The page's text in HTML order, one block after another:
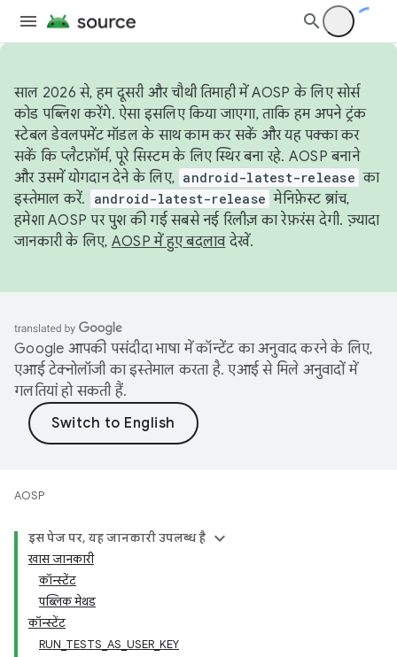
साल 2026 से, हम दूसरी और चौथी तिमाही में AOSP के लिए सोर्स
कोड पब्लिश करेंगे. ऐसा इसलिए किया जाएगा, ताकि हम अपने ट्रंक
स्टेबल डेवलपमेंट मॉडल के साथ काम कर सकें और यह पक्का कर
सकें कि प्लैटफ़ॉर्म, पूरे सिस्टम के लिए स्थिर बना रहे. AOSP बनाने
और उसमें योगदान देने के लिए, android-latest-release का
इस्तेमाल करें.
android-latest-release मेनिफ़ेस्ट ब्रांच,
हमेशा AOSP पर पुश की गई सबसे नई रिलीज़ का रेफ़रंस देगी. ज़्यादा
जानकारी के लिए, AOSP में हुए बदलावदेखें.
Google आपकी पसंदीदा भाषा में कॉन्टेंट का अनुवाद करने के लिए,
एआई टेक्नोलॉजी का इस्तेमाल करता है. एआई से मिले अनुवादों में
गलतियां हो सकती हैं.
AOSP
इस पेज पर, यह जानकारी उपलब्ध है
खास जानकारी
कॉन्स्टेंट
पब्लिक मेथड
कॉन्स्टेंट
RUN_TESTS_AS_USER_KEY